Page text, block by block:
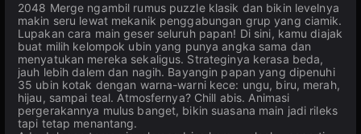
2048 Merge ngambil rumus puzzle klasik dan bikin levelnya
makin seru lewat mekanik penggabungan grup yang ciamik.
Lupakan cara main geser seluruh papan! Di sini, kamu diajak
buat milih kelompok ubin yang punya angka sama dan
menyatukan mereka sekaligus. Strateginya kerasa beda,
jauh lebih dalem dan nagih. Bayangin papan yang dipenuhi
35 ubin kotak dengan warna-warni kece: ungu, biru, merah,
hijau, sampai teal. Atmosfernya? Chill abis. Animasi
pergerakannya mulus banget, bikin suasana main jadi rileks
tapi tetap menantang.